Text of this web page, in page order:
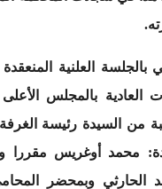
العلنية المنعقدة
العادية بالمجلس
من السيدة رئيسة
محمد أوغريس مقررا
وبمحضر